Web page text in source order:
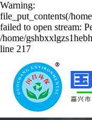
Warning:
file_put_contents(/
failed to open stream:
/home/
line 217